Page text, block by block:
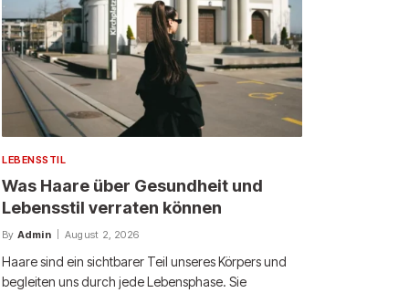
LEBENSSTIL
Was Haare über Gesundheit und
Lebensstil verraten können
By Admin August 2, 2026
Haare sind ein sichtbarer Teil unseres Körpers und
begleiten uns durch jede Lebensphase. Sie